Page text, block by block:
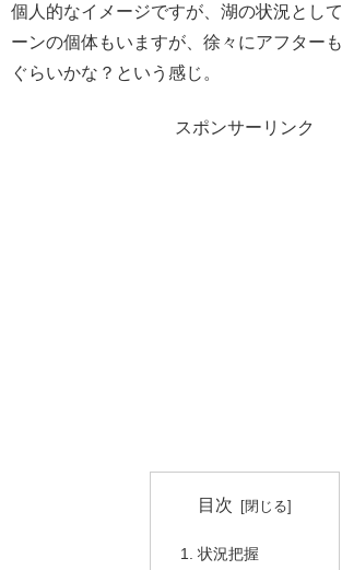
個人的なイメージですが、湖の状況とし
ーンの個体もいますが、徐々にアフター
ぐらいかな？という感じ。
スポンサーリンク
目次
状況把握